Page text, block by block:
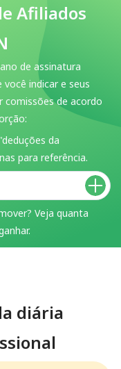
Afiliados
de assinatura
indicar e seus
comissões de acordo
da
para referência.
Veja quanta
diária